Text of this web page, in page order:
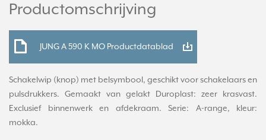
Productomschrijving
JUNG A 590 K MO Productdatablad
Schakelwip (knop) met belsymbool, geschikt voor schakelaars en
pulsdrukkers. Gemaakt van gelakt Duroplast: zeer krasvast.
Exclusief binnenwerk en afdekraam. Serie: A-range, kleur:
mokka.